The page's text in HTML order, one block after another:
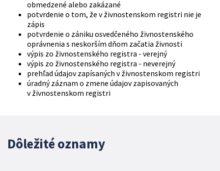
obmedzené alebo zakázané
potvrdenie o tom, že v živnostenskom registri nie je
zápis
potvrdenie o zániku osvedčeného živnostenského
oprávnenia s neskorším dňom začatia živnosti
výpis zo živnostenského registra - verejný
výpis zo živnostenského registra - neverejný
prehľad údajov zapísaných v živnostenskom registri
úradný záznam o zmene údajov zapisovaných
v živnostenskom registri
Dôležité oznamy